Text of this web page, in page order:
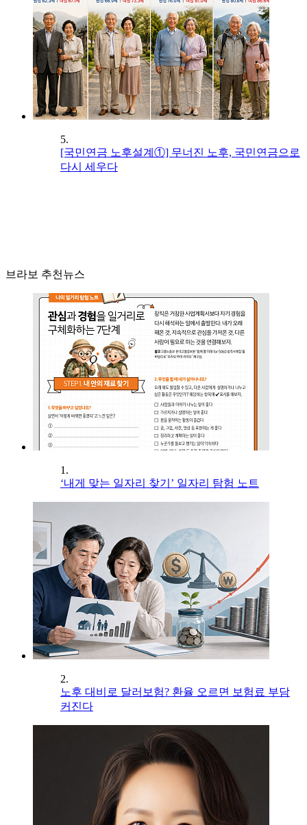
5.
[국민연금 노후설계①] 무너진 노후, 국민연금으로
다시 세우다
브라보 추천뉴스
1.
‘내게 맞는 일자리 찾기’ 일자리 탐험 노트
2.
노후 대비로 달러보험? 환율 오르면 보험료 부담
커진다